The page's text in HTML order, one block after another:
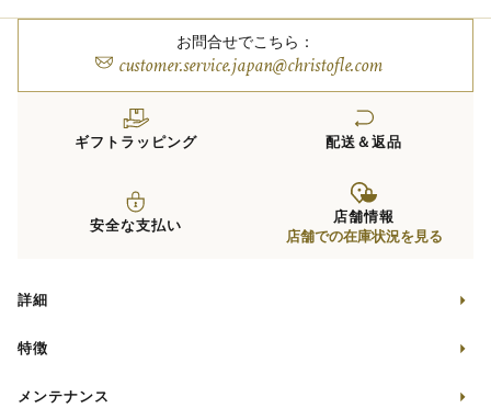
お問合せでこちら：
customer.service.japan@christofle.com
ギフトラッピング 配送＆返品
安全な支払い 店舗情報
店舗での在庫状況を見る
詳細
特徴
メンテナンス